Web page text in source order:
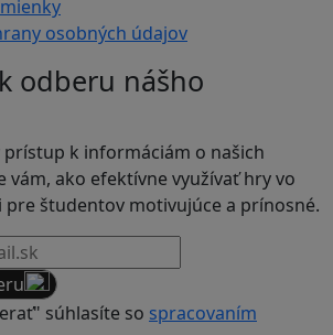
osobných údajov
odberu nášho
k informáciám o našich
vám, ako efektívne využívať hry vo
pre študentov motivujúce a prínosné.
súhlasíte so spracovaním